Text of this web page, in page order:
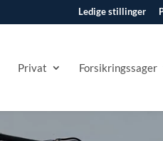
Ledige stillinger
Privat Forsikringssager